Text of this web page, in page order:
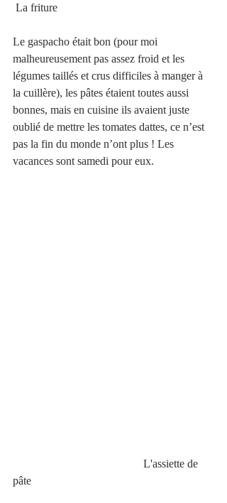
La friture
Le gaspacho était bon (pour moi
malheureusement pas assez froid et les
légumes taillés et crus difficiles à manger à
la cuillère), les pâtes étaient toutes aussi
bonnes, mais en cuisine ils avaient juste
oublié de mettre les tomates dattes, ce n’est
pas la fin du monde n’ont plus ! Les
vacances sont samedi pour eux.
pâte